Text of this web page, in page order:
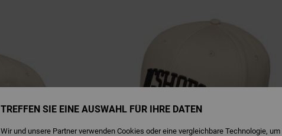
TREFFEN SIE EINE AUSWAHL FÜR IHRE DATEN
Wir und unsere Partner verwenden Cookies oder eine vergleichbare Technologie,